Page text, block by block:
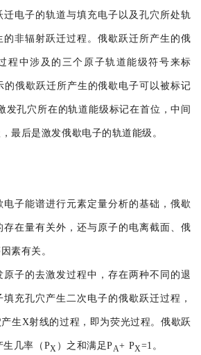
迁电子的轨道与填充电子以及孔穴所处轨
的非辐射跃迁过程。俄歇跃迁所产生的俄
程中涉及的三个原子轨道能级符号来标
的俄歇跃迁所产生的俄歇电子可以被标记
发孔穴所在的轨道能级标记在首位，中间
最后是激发俄歇电子的轨道能级。
子能谱进行元素定量分析的基础，俄歇
存在量有关外，还与原子的电离截面、俄
素有关。
原子的去激发过程中，存在两种不同的退
充孔穴产生二次电子的俄歇跃迁过程，
生X射线的过程，即为荧光过程。俄歇跃
生几率（PX ）之和满足PA+ PX=1。